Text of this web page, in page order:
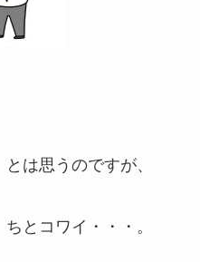
は思うのですが、
とコワイ・・・。